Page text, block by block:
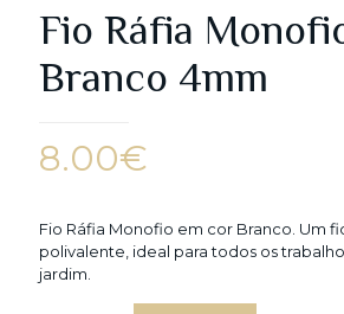
Fio Ráfia
Branco 4mm
8.00€
Fio Ráfia Monofio em cor Branco. Um
polivalente, ideal para todos os
jardim.